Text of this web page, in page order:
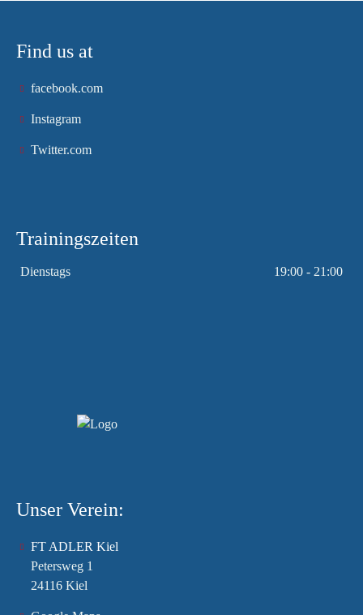
Find us at
facebook.com
Instagram
Twitter.com
Trainingszeiten
Dienstags 19:00 - 21:00
Unser Verein:
FT ADLER Kiel
Petersweg 1
24116 Kiel